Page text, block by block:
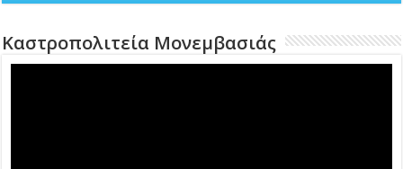
Καστροπολιτεία Μονεμβασιάς